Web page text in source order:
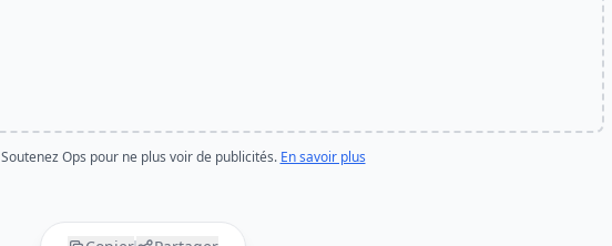
Soutenez Ops pour ne plus voir de publicités. En savoir plus